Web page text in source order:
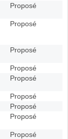
Proposé
Proposé
Proposé
Proposé
Proposé
Proposé
Proposé
Proposé
Proposé